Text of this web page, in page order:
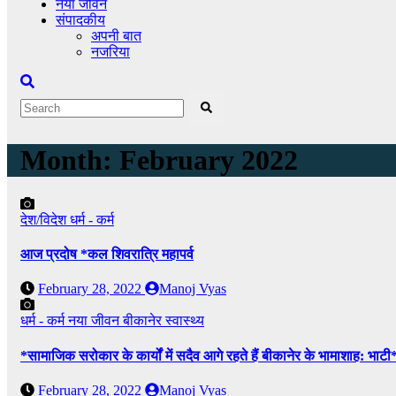
नया जीवन
संपादकीय
अपनी बात
नजरिया
Month: February 2022
देश/विदेशधर्म - कर्म
आज प्रदोष *कल शिवरात्रि महापर्व
February 28, 2022 Manoj Vyas
धर्म - कर्मनया जीवनबीकानेरस्वास्थ्य
*सामाजिक सरोकार के कार्यों में सदैव आगे रहते हैं बीकानेर के भामाशाह:
February 28, 2022 Manoj Vyas